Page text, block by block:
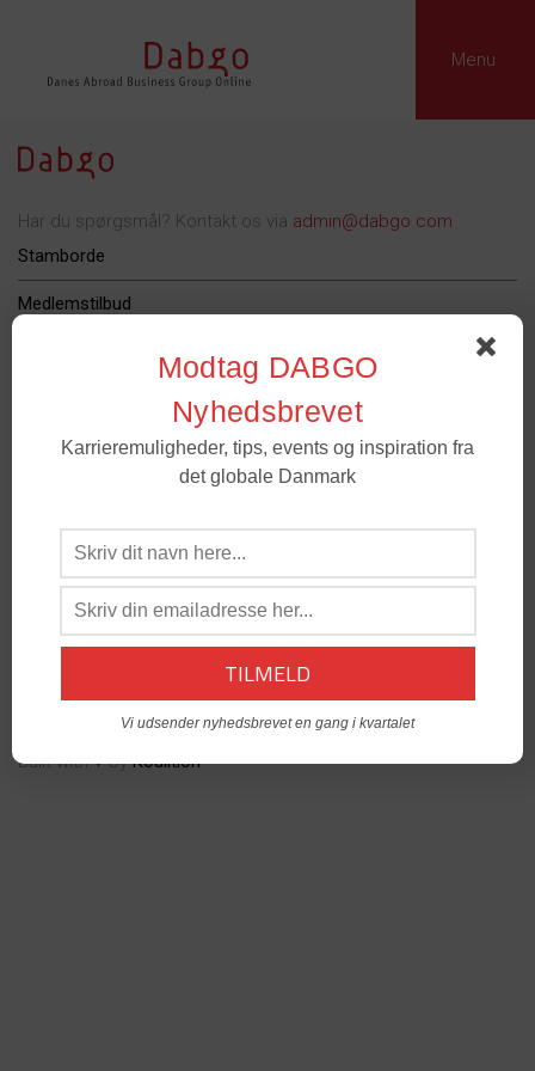
Menu
Har du spørgsmål? Kontakt os via admin@dabgo.com
Stamborde
Medlemstilbud
Om Dabgo
Medlemmer- For spørgsmål til medlemskab og grupper. Email
admin@dabgo.com
DABGO Stambord- Vil du åbne et Stambord i din by? -
Kontakt:
© Copyright DABGO 2025
Built with♥byKoalition
Modtag DABGO
Nyhedsbrevet
Karrieremuligheder, tips, events og inspiration fra
det globale Danmark
Vi udsender nyhedsbrevet en gang i kvartalet